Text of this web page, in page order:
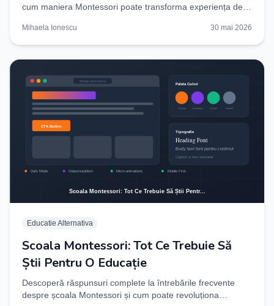
cum maniera Montessori poate transforma experiența de
Mihaela Ionescu 30 mai 2026
Educatie Alternativa
Scoala Montessori: Tot Ce Trebuie Să
Știi Pentru O Educație
Descoperă răspunsuri complete la întrebările frecvente
despre școala Montessori și cum poate revoluționa